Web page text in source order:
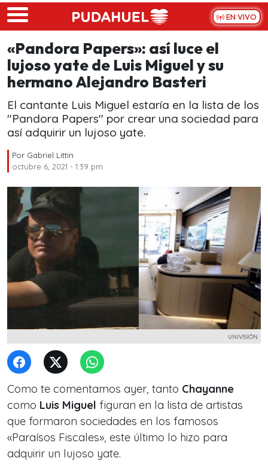
Skip to main content
EN VIVO
«Pandora Papers»: así luce el
lujoso yate de Luis Miguel y su
hermano Alejandro Basteri
El cantante Luis Miguel estaría en la lista de los
"Pandora Papers" por crear una sociedad para
así adquirir un lujoso yate.
Por Gabriel Littin
octubre 6, 2021 - 1:39 pm
UNIVISIÓN
Como te comentamos ayer, tanto Chayanne
como Luis Miguel figuran en la lista de artistas
que formaron sociedades en los famosos
«Paraísos Fiscales», este último lo hizo para
adquirir un lujoso yate.